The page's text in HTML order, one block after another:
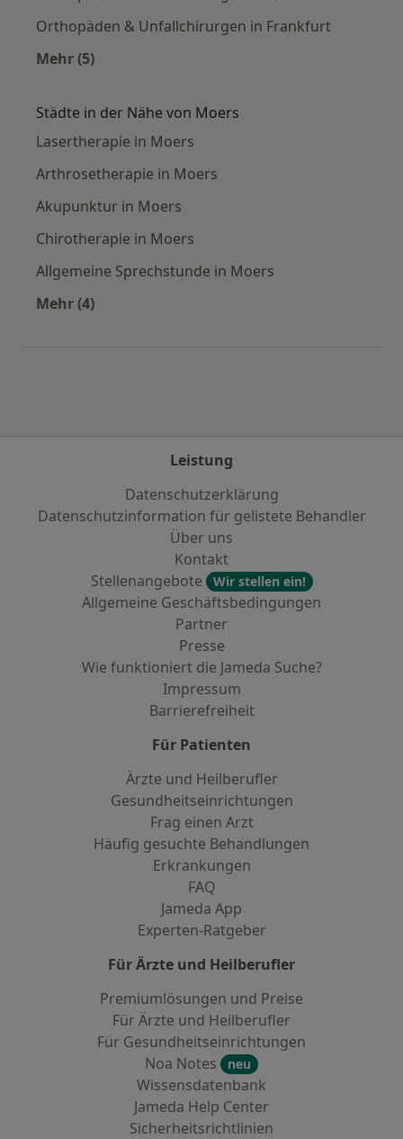
Orthopäden & Unfallchirurgen in Frankfurt
Mehr (5)
Städte in der Nähe von Moers
Lasertherapie in Moers
Arthrosetherapie in Moers
Akupunktur in Moers
Chirotherapie in Moers
Allgemeine Sprechstunde in Moers
Mehr (4)
Leistung
Datenschutzerklärung
Datenschutzinformation für gelistete Behandler
Über uns
Kontakt
Stellenangebote
Wir stellen ein!
Allgemeine Geschäftsbedingungen
Partner
Presse
Wie funktioniert die Jameda Suche?
Impressum
Barrierefreiheit
Für Patienten
Ärzte und Heilberufler
Gesundheitseinrichtungen
Frag einen Arzt
Häufig gesuchte Behandlungen
Erkrankungen
FAQ
Jameda App
Experten-Ratgeber
Für Ärzte und Heilberufler
Premiumlösungen und Preise
Für Ärzte und Heilberufler
Für Gesundheitseinrichtungen
Noa Notes
neu
Wissensdatenbank
Jameda Help Center
Sicherheitsrichtlinien